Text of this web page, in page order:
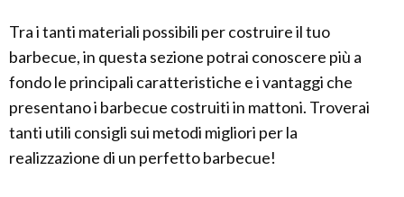
Tra i tanti materiali possibili per costruire il tuo
barbecue, in questa sezione potrai conoscere più a
fondo le principali caratteristiche e i vantaggi che
presentano i barbecue costruiti in mattoni. Troverai
tanti utili consigli sui metodi migliori per la
realizzazione di un perfetto barbecue!